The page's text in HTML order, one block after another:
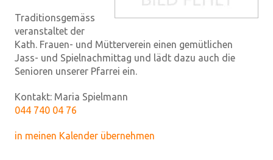
Traditionsgemäss
veranstaltet der
Kath. Frauen- und Mütterverein einen gemütlichen
Jass- und Spielnachmittag und lädt dazu auch die
Senioren unserer Pfarrei ein.
Kontakt: Maria Spielmann
044 740 04 76
in meinen Kalender übernehmen